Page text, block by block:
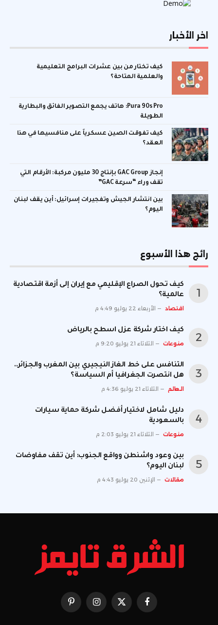
اخر الأخبار
كيف تختار من بين عشرات البرامج التعليمية
والعلمية المتاحة؟
Pura 90s Pro: هاتف يجمع التصوير الفائق والبطارية
الطويلة
كيف تفوقت الصين عسكرياً على منافسيها في هذا
العقد؟
إنجاز GAC Group بإنتاج 30 مليون مركبة: الأرقام التي
تقف وراء “سرعة GAC”
بين انتشار الجيش وتفجيرات إسرائيل: أين يقف لبنان
اليوم؟
رائج هذا الأسبوع
كيف تحول الصراع الإقليمي مع إيران إلى أزمة اقتصادية
عالمية؟
اقتصاد الأربعاء 22 يوليو 4:49 م
كيف اختار شركة عزل اسطح بالرياض
منوعات الثلاثاء 21 يوليو 9:20 م
التنافس على خط الغاز النيجيري بين المغرب والجزائر..
هل انتصرت الجغرافيا أم السياسة؟
العالم الثلاثاء 21 يوليو 4:36 م
دليل شامل لاختيار أفضل شركة حماية سيارات
بالسعودية
منوعات الثلاثاء 21 يوليو 2:03 م
بين وعود واشنطن وواقع الجنوب: أين تقف مفاوضات
لبنان اليوم؟
مقالات الإثنين 20 يوليو 4:43 م
فيسبوك X
(Twitter)
الانستغرامبينتيريست